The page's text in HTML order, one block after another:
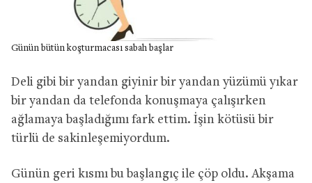
Günün bütün koşturmacası sabah başlar
Deli gibi bir yandan giyinir bir yandan yüzümü yıkar
bir yandan da telefonda konuşmaya çalışırken
ağlamaya başladığımı fark ettim. İşin kötüsü bir
türlü de sakinleşemiyordum.
Günün geri kısmı bu başlangıç ile çöp oldu. Akşama